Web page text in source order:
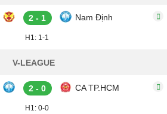
2 - 1 Nam Định
H1: 1-1
V-LEAGUE
2 - 0 CA TP.HCM
H1: 0-0